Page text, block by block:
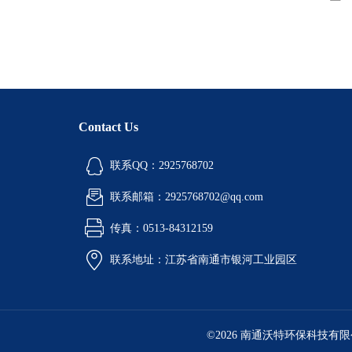
Contact Us
联系QQ：2925768702
联系邮箱：2925768702@qq.com
传真：0513-84312159
联系地址：江苏省南通市银河工业园区
©2026 南通沃特环保科技有